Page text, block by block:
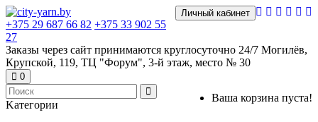
Личный кабинет
+375 29 687 66 82 +375 33 902 55
27
Заказы через сайт принимаются круглосуточно 24/7 Могилёв,
Крупской, 119, ТЦ "Форум", 3-й этаж, место № 30
0
Ваша корзина пуста!
Kатегории